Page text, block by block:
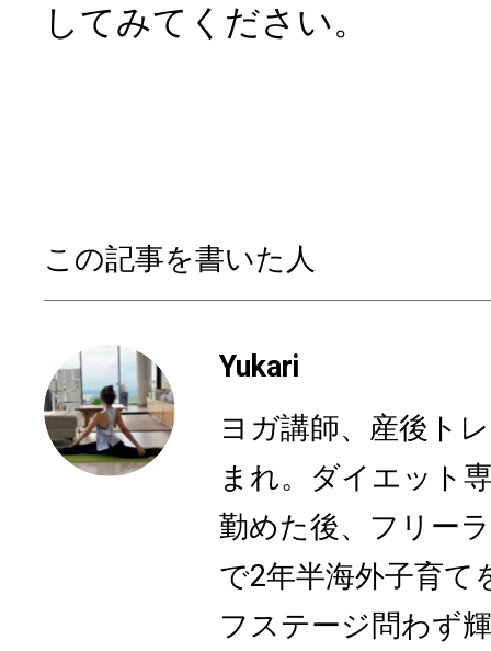
してみてください。
この記事を書いた人
Yukari
ヨガ講師、産後ト
まれ。ダイエット
勤めた後、フリー
で2年半海外子育て
フステージ問わず